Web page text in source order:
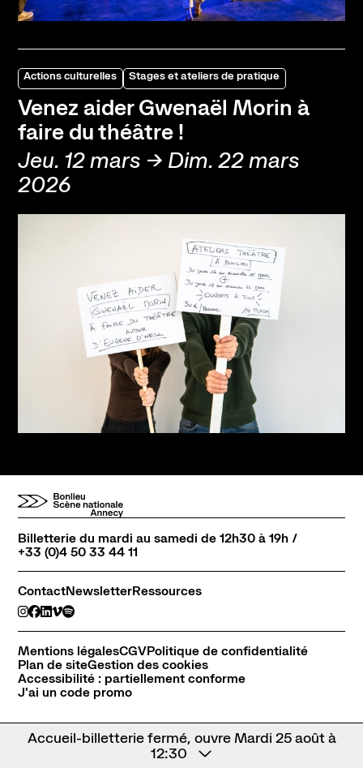
Accueil-billetterie fermé, ouvre Mardi 25 août à
12:30
Actions culturelles Stages et ateliers de pratique
Venez aider Gwenaël Morin à
faire du théâtre !
Jeu. 12 mars → Dim. 22 mars
2026
Billetterie du mardi au samedi de 12h30 à 19h /
+33 (0)4 50 33 44 11
ContactNewsletterRessources
Mentions légalesCGVPolitique de confidentialité
Plan de siteGestion des cookies
Accessibilité : partiellement conforme
J'ai un code promo